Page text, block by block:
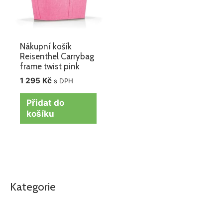
Kategorie
Nákupní košík
Reisenthel Carrybag
frame twist pink
1 295 Kč s DPH
Přidat do
košíku